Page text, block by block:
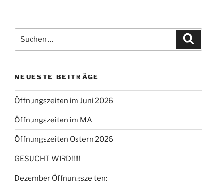
nach:
NEUESTE BEITRÄGE
Öffnungszeiten im Juni 2026
Öffnungszeiten im MAI
Öffnungszeiten Ostern 2026
GESUCHT WIRD!!!!!
Dezember Öffnungszeiten: